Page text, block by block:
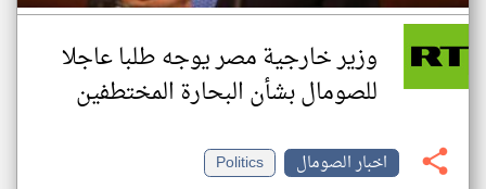
وزير خارجية مصر يوجه طلبا عاجلا
للصومال بشأن البحارة المختطفين
اخبار الصومال
Politics